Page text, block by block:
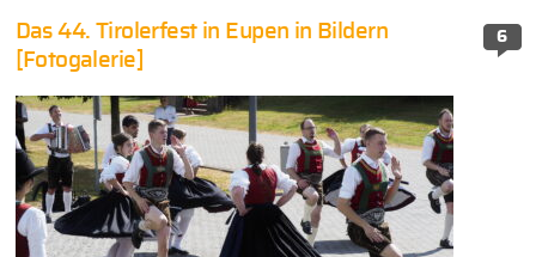
6
Das 44. Tirolerfest in Eupen in Bildern
[Fotogalerie]